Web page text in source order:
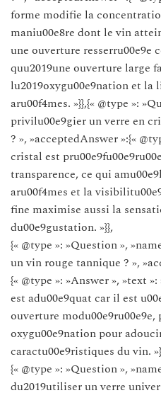
forme modifie la
maniu00e8re dont le vin
une ouverture resserru00e9e
quu2019une ouverture large
lu2019oxygu00e9nation et la
aru00f4mes. »}},{« @type »:
privilu00e9gier un verre en
? », »acceptedAnswer »:{«
cristal est
transparence, ce qui
aru00f4mes et la
fine maximise aussi la
du00e9gustation. »}},
{« @type »: »Question »,
un vin rouge tannique ? »,
{« @type »: »Answer », »text
est adu00e9quat car il est
ouverture
oxygu00e9nation pour
caractu00e9ristiques du vin.
{« @type »: »Question »,
du2019utiliser un verre